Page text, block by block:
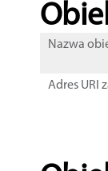
Nazwa
Adres URI